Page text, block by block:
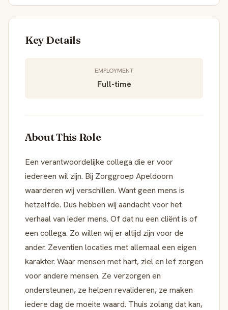
Key Details
EMPLOYMENT
Full-time
About This Role
Een verantwoordelijke collega die er voor
iedereen wil zijn. Bij Zorggroep Apeldoorn
waarderen wij verschillen. Want geen mens is
hetzelfde. Dus hebben wij aandacht voor het
verhaal van ieder mens. Of dat nu een cliënt is of
een collega. Zo willen wij er altijd zijn voor de
ander. Zeventien locaties met allemaal een eigen
karakter. Waar mensen met hart, ziel en lef zorgen
voor andere mensen. Ze verzorgen en
ondersteunen, ze helpen revalideren, ze maken
iedere dag de moeite waard. Thuis zolang dat kan,